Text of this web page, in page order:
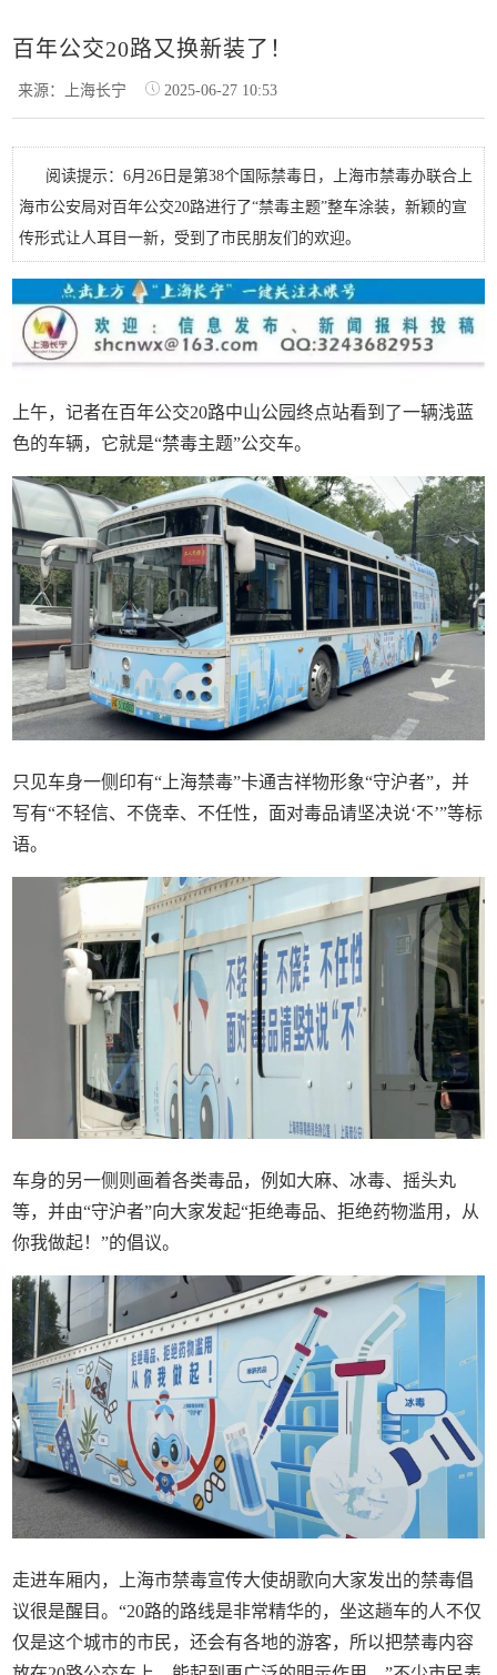
百年公交20路又换新装了！
来源：上海长宁 2025-06-27 10:53
阅读提示：6月26日是第38个国际禁毒日，上海市禁毒办联合上
海市公安局对百年公交20路进行了“禁毒主题”整车涂装，新颖的宣
传形式让人耳目一新，受到了市民朋友们的欢迎。
上午，记者在百年公交20路中山公园终点站看到了一辆浅蓝
色的车辆，它就是“禁毒主题”公交车。
只见车身一侧印有“上海禁毒”卡通吉祥物形象“守沪者”，并
写有“不轻信、不侥幸、不任性，面对毒品请坚决说‘不’”等标
语。
车身的另一侧则画着各类毒品，例如大麻、冰毒、摇头丸
等，并由“守沪者”向大家发起“拒绝毒品、拒绝药物滥用，从
你我做起！”的倡议。
走进车厢内，上海市禁毒宣传大使胡歌向大家发出的禁毒倡
议很是醒目。“20路的路线是非常精华的，坐这趟车的人不仅
仅是这个城市的市民，还会有各地的游客，所以把禁毒内容